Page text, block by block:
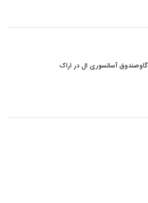
گاوصندوق آسانسوری ال در اراک